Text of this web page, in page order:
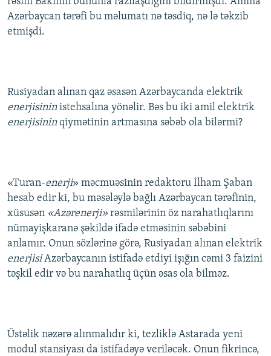
Azərbaycan tərəfi bu məlumatı nə təsdiq, nə lə təkzib
etmişdi.
Rusiyadan alınan qaz əsasən Azərbaycanda elektrik
enerjisininistehsalına yönəlir. Bəs bu iki amil elektrik
enerjisininqiymətinin artmasına səbəb ola bilərmi?
«Turan-enerji» məcmuəsinin redaktoru İlham Şaban
hesab edir ki, bu məsələylə bağlı Azərbaycan tərəfinin,
xüsusən «Azərenerji» rəsmilərinin öz narahatlıqlarını
nümayişkaranə şəkildə ifadə etməsinin səbəbini
anlamır. Onun sözlərinə görə, Rusiyadan alınan elektrik
enerjisiAzərbaycanın istifadə etdiyi işığın cəmi 3 faizini
təşkil edir və bu narahatlıq üçün əsas ola bilməz.
Üstəlik nəzərə alınmalıdır ki, tezliklə Astarada yeni
modul stansiyası da istifadəyə veriləcək. Onun fikrincə,